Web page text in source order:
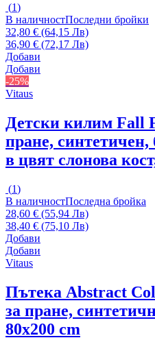
(1)
В наличностПоследни бройки
32,80 € (64,15 Лв)
36,90 € (72,17 Лв)
Добави
Добави
-25%
Vitaus
Детски килим Fall
пране,
в цвят слонова
(1)
В наличностПоследна бройка
28,60 € (55,94 Лв)
38,40 € (75,10 Лв)
Добави
Добави
Vitaus
Пътека Abstract
за пране,
80x200 cm